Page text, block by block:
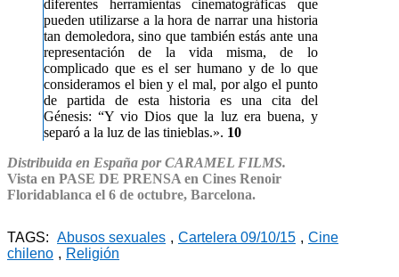
diferentes herramientas cinematográficas que
pueden utilizarse a la hora de narrar una historia
tan demoledora, sino que también estás ante una
representación de la vida misma, de lo
complicado que es el ser humano y de lo que
consideramos el bien y el mal, por algo el punto
de partida de esta historia es una cita del
Génesis: “Y vio Dios que la luz era buena, y
separó a la luz de las tinieblas.». 10
Distribuida en España por CARAMEL FILMS.
Vista en PASE DE PRENSA en Cines Renoir
Floridablanca el 6 de octubre, Barcelona.
TAGS: Abusos sexuales , Cartelera 09/10/15 , Cine
chileno , Religión